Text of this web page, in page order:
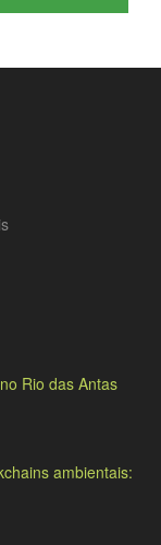
Rio das Antas
ambientais: